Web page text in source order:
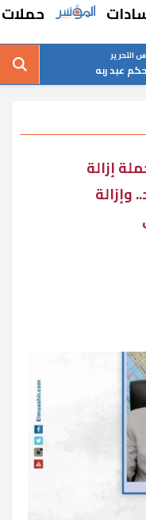
حملات مكثفة
التحرير
عبد ربه
حملة إزالة
وإزالة